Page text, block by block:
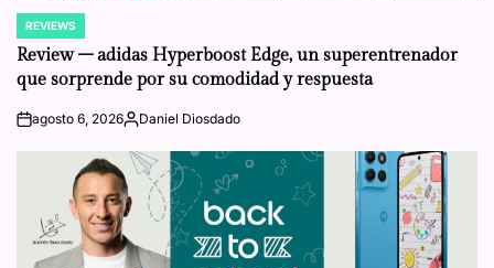
POSTED
IN
REVIEWS
Review – adidas Hyperboost Edge, un superentrenador
que sorprende por su comodidad y respuesta
onagosto 6, 2026Posted
Daniel Diosdado